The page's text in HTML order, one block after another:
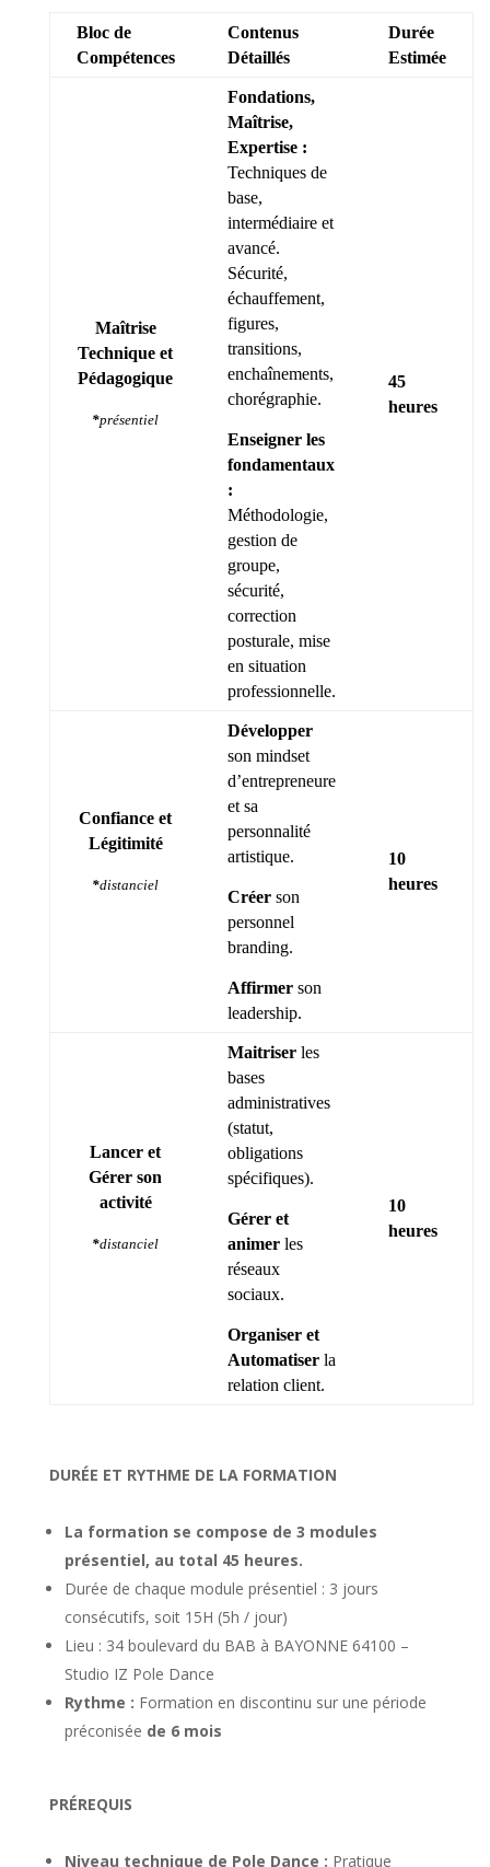
Bloc de
Compétences
Contenus
Détaillés
Durée
Estimée
Maîtrise
Technique et
Pédagogique
*présentiel
Fondations,
Maîtrise,
Expertise :
Techniques de
base,
intermédiaire et
avancé.
Sécurité,
échauffement,
figures,
transitions,
enchaînements,
chorégraphie.
Enseigner les
fondamentaux
:
Méthodologie,
gestion de
groupe,
sécurité,
correction
posturale, mise
en situation
professionnelle.
45
heures
Confiance et
Légitimité
*distanciel
Développer
son mindset
d’entrepreneure
et sa
personnalité
artistique.
Créerson
personnel
branding.
Affirmerson
leadership.
10
heures
Lancer et
Gérer son
activité
*distanciel
Maitriserles
bases
administratives
(statut,
obligations
spécifiques).
Gérer et
animerles
réseaux
sociaux.
Organiser et
Automatiser la
relation client.
10
heures
DURÉE ET RYTHME DE LA FORMATION
La formation se compose de 3 modules
présentiel, au total 45 heures.
Durée de chaque module présentiel : 3 jours
consécutifs, soit 15H (5h / jour)
Lieu : 34 boulevard du BAB à BAYONNE 64100 –
Studio IZ Pole Dance
Rythme : Formation en discontinu sur une période
préconisée de 6 mois
PRÉREQUIS
Niveau technique de Pole Dance : Pratique